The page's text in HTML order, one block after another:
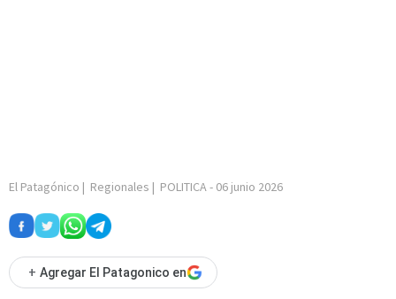
El Patagónico | Regionales | POLITICA- 06 junio 2026
+ Agregar El Patagonico en